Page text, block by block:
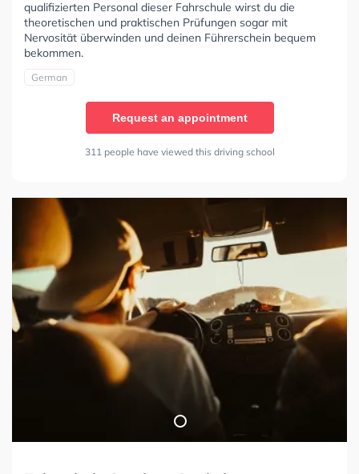
qualifizierten Personal dieser Fahrschule wirst du die
theoretischen und praktischen Prüfungen sogar mit
Nervosität überwinden und deinen Führerschein bequem
bekommen.
German
Request an appointment
311 people have viewed this driving school